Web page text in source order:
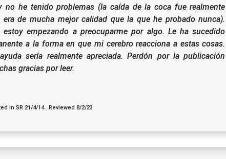
no he tenido problemas (la caída de la coca fue realmente
era de mucha mejor calidad que la que he probado nunca).
estoy empezando a preocuparme por algo. Le ha sucedido
a la forma en que mi cerebro reacciona a estas cosas.
sería realmente apreciada.Perdón por la publicación
gracias por leer.
in SR 21/4/14 . Reviewed 8/2/23